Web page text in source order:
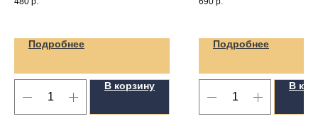
Подробнее
В корзину
Подробнее
В